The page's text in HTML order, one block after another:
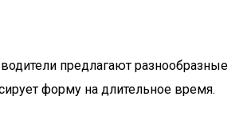
предлагают разнообразные
форму на длительное время.